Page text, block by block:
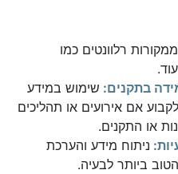
רלוונטים כמו
בתקנים: שימוש במידע
לקבוע אם אירועים או תהליכים
או התקנים.
ניתוח מידע והערכת
ביותר לבעיה.